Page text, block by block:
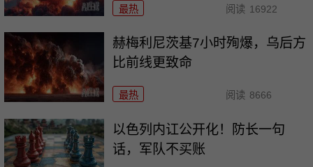
最热 阅读 16922
赫梅利尼茨基7小时殉爆，乌后方
比前线更致命
最热 阅读 8666
以色列内讧公开化！防长一句
话，军队不买账